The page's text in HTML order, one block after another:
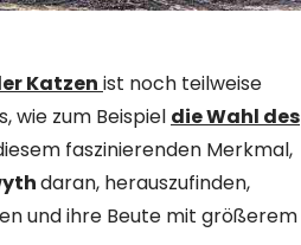
Katzen ist noch teilweise
wie zum Beispiel die Wahl des
faszinierenden Merkmal,
daran, herauszufinden,
und ihre Beute mit größerem